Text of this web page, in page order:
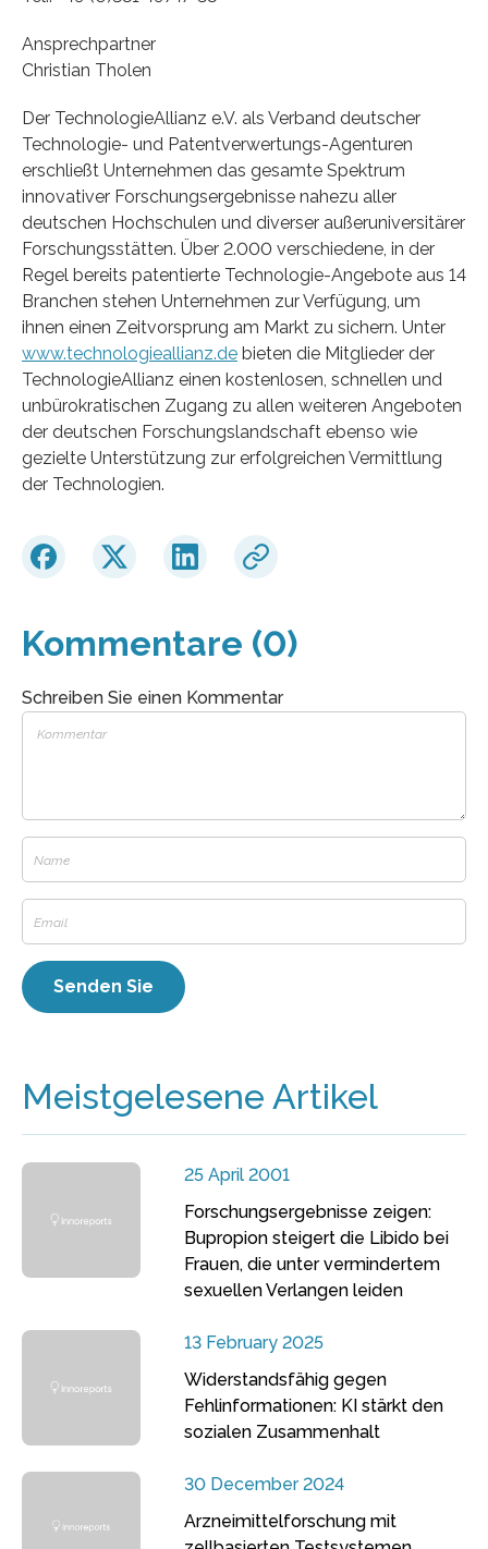
Ansprechpartner
Christian Tholen
Der TechnologieAllianz e.V. als Verband deutscher
Technologie- und Patentverwertungs-Agenturen
erschließt Unternehmen das gesamte Spektrum
innovativer Forschungsergebnisse nahezu aller
deutschen Hochschulen und diverser außeruniversitärer
Forschungsstätten. Über 2.000 verschiedene, in der
Regel bereits patentierte Technologie-Angebote aus 14
Branchen stehen Unternehmen zur Verfügung, um
ihnen einen Zeitvorsprung am Markt zu sichern. Unter
www.technologieallianz.de bieten die Mitglieder der
TechnologieAllianz einen kostenlosen, schnellen und
unbürokratischen Zugang zu allen weiteren Angeboten
der deutschen Forschungslandschaft ebenso wie
gezielte Unterstützung zur erfolgreichen Vermittlung
der Technologien.
Kommentare (0)
Schreiben Sie einen Kommentar
Meistgelesene Artikel
25 April 2001
Forschungsergebnisse zeigen:
Bupropion steigert die Libido bei
Frauen, die unter vermindertem
sexuellen Verlangen leiden
13 February 2025
Widerstandsfähig gegen
Fehlinformationen: KI stärkt den
sozialen Zusammenhalt
30 December 2024
Arzneimittelforschung mit